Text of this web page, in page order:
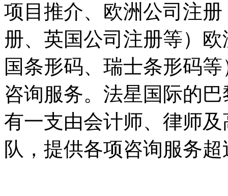
项目推介、欧洲公司注
册、英国公司注册等）
国条形码、瑞士条形码
咨询服务。法星国际的
有一支由会计师、律师
队，提供各项咨询服务